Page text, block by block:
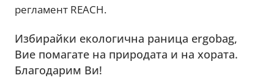
регламент REACH.
Избирайки екологична раница ergobag,
Вие помагате на природата и на хората.
Благодарим Ви!